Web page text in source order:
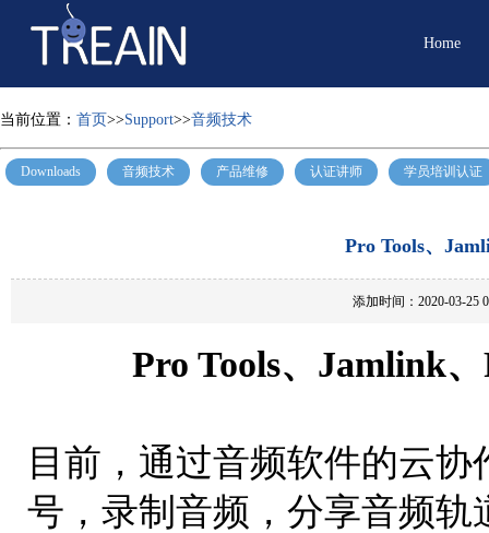
Home
当前位置： 首页>>Support>>音频技术
Downloads 音频技术 产品维修 认证讲师 学员培训认证
Pro Tools、
添加时间：2020-03-25
Pro Tools、Jamlink
目前，通过音频软件的云
号，录制音频，分享音频